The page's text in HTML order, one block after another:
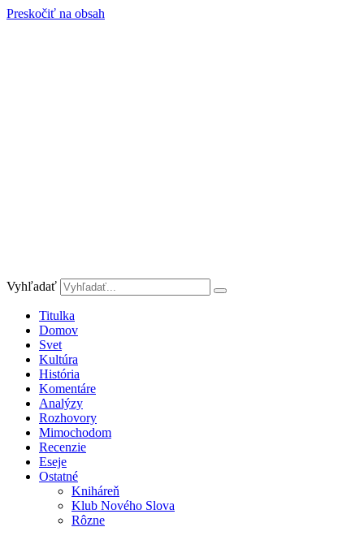
Preskočiť na obsah
Vyhľadať
Titulka
Domov
Svet
Kultúra
História
Komentáre
Analýzy
Rozhovory
Mimochodom
Recenzie
Eseje
Ostatné
Kniháreň
Klub Nového Slova
Rôzne